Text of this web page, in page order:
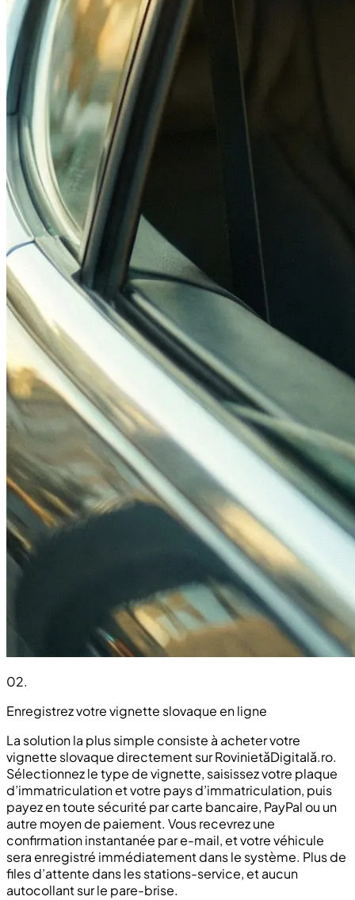
02.
Enregistrez votre vignette slovaque en ligne
La solution la plus simple consiste à acheter votre
vignette slovaque directement sur RovinietăDigitală.ro.
Sélectionnez le type de vignette, saisissez votre plaque
d’immatriculation et votre pays d’immatriculation, puis
payez en toute sécurité par carte bancaire, PayPal ou un
autre moyen de paiement. Vous recevrez une
confirmation instantanée par e-mail, et votre véhicule
sera enregistré immédiatement dans le système. Plus de
files d’attente dans les stations-service, et aucun
autocollant sur le pare-brise.